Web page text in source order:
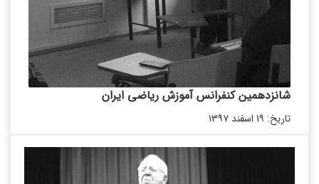
شانزدهمین کنفرانس آموزش ریاضی ایران
تاریخ: ۱۹ اسفند ۱۳۹۷